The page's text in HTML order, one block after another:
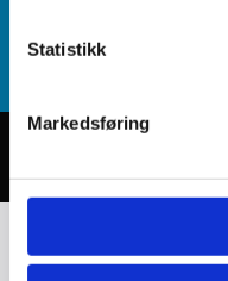
Statistikk
Markedsføring
 +47 32 85 08 30